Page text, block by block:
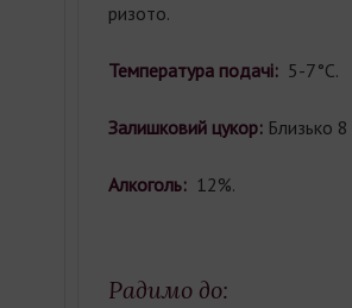
ризото.
Температура подачі: 5-7°С.
Залишковий цукор: Близько 8
Алкоголь: 12%.
Радимо до: